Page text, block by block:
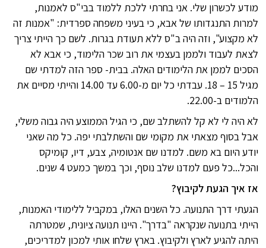
מודע לכשרון שלי. אני בחרתי ללכת ללמוד בבי"ס לאמנות,
למרות התנגדותו של אבא, כי בעיני משפחה ספרדית: "אמנות זה
לא מקצוע", וזה היה ב"ס ללא תעודת בגרות. לשם כך הייתי צריך
לצאת לעבוד ולממן בעצמי את רוב שכר הלימוד, כי אבא לא
הסכים לממן את הלימודים האלה. בבית- ספר הזה למדתי שם
מגיל 15 – 18. עבדתי כל יום מ-6.00 עד 14.00 והייתי מסיים את
הלמודים ב-22.00.
לא היה לי לא קל להשתלב שם, כי הגיל הממוצע היה גבוה משלי,
אבל בסוף מצאתי את מקומי שם והשתלבתי יפה. כל מה שאני
יודע היום בא משם. למדנו שם אנטומיה, צבע, דיו, קומיקס
והכל...כל פעם למדנו שלב נוסף, וכך במשך כמעט 4 שנים.
אז איך הגעת לקיבוץ?
הגעתי דרך התנועה. כל השנים האלו, במקביל ללימודי האמנות,
הייתי בתנועה שנקראה "בדרך". היינו תנועה ציונית, שמטרתה
היתה להגיע לארץ ולקיבוץ. בארץ שלחו אותי למכון למדריכים,